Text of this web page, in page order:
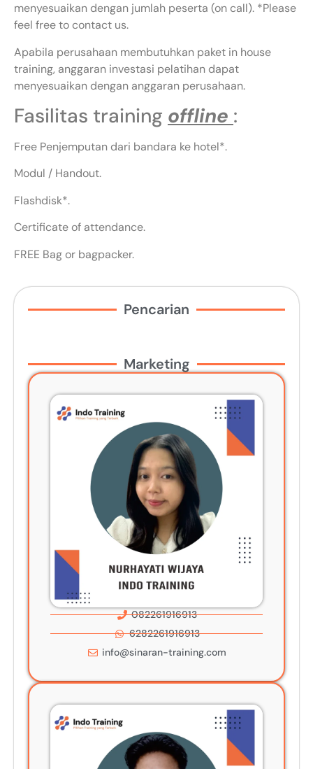
menyesuaikan dengan jumlah peserta (on call). *Please
feel free to contact us.
Apabila perusahaan membutuhkan paket in house
training, anggaran investasi pelatihan dapat
menyesuaikan dengan anggaran perusahaan.
Fasilitas training offline :
Free Penjemputan dari bandara ke hotel*.
Modul / Handout.
Flashdisk*.
Certificate of attendance.
FREE Bag or bagpacker.
Pencarian
Marketing
082261916913
6282261916913
info@sinaran-training.com